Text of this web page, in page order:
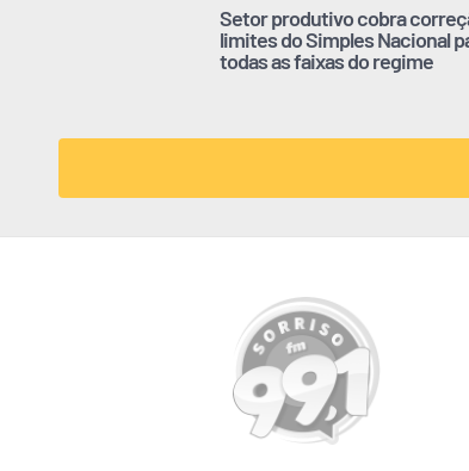
Setor produtivo cobra
limites do Simples Nacional
todas as faixas do regime